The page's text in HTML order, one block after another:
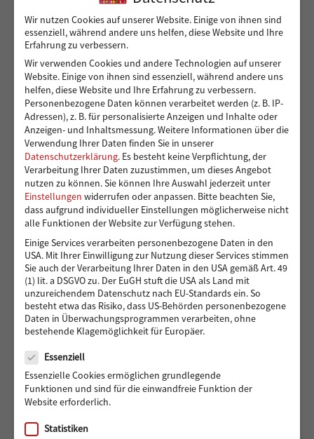
Sicher von A nach B für Peshmarga und Shvan
Ein sicherer Ort für Kinder, die viel zu früh
Verantwortung übernehmen – 14.000 Euro für die
Kindergruppen der Vereinigung Pestalozzi
Toben und Spielen: Bewegungsraum für die Kita
Eddelbüttelstraße in Harburg
Vier Reifen für eine bessere Zukunft: Ein neues Auto
für Muhsin und seine Familie
488 Euro gedreht für den guten Zweck: Radisson Blu
Hotel Hamburg unterstützt Hörer helfen Kindern
Wir nutzen Cookies auf unserer Website. Einige von ihnen sind
essenziell, während andere uns helfen, diese Website und Ihre
Erfahrung zu verbessern.
Wir verwenden Cookies und andere Technologien auf unserer
Website. Einige von ihnen sind essenziell, während andere uns
helfen, diese Website und Ihre Erfahrung zu verbessern.
Personenbezogene Daten können verarbeitet werden (z. B. IP-
Adressen), z. B. für personalisierte Anzeigen und Inhalte oder
Anzeigen- und Inhaltsmessung.Weitere Informationen über die
Verwendung Ihrer Daten finden Sie in unserer
Datenschutzerklärung. Es besteht keine Verpflichtung, der
Verarbeitung Ihrer Daten zuzustimmen, um dieses Angebot
nutzen zu können.Sie können Ihre Auswahl jederzeit unter
Einstellungen widerrufen oder anpassen. Bitte beachten Sie,
dass aufgrund individueller Einstellungen möglicherweise nicht
alle Funktionen der Website zur Verfügung stehen.
Einige Services verarbeiten personenbezogene Daten in den
USA. Mit Ihrer Einwilligung zur Nutzung dieser Services stimmen
Sie auch der Verarbeitung Ihrer Daten in den USA gemäß Art. 49
(1) lit. a DSGVO zu. Der EuGH stuft die USA als Land mit
unzureichendem Datenschutz nach EU-Standards ein. So
besteht etwa das Risiko, dass US-Behörden personenbezogene
Daten in Überwachungsprogrammen verarbeiten, ohne
bestehende Klagemöglichkeit für Europäer.
Essenziell
Essenzielle Cookies ermöglichen grundlegende
Funktionen und sind für die einwandfreie Funktion der
Website erforderlich.
Statistiken